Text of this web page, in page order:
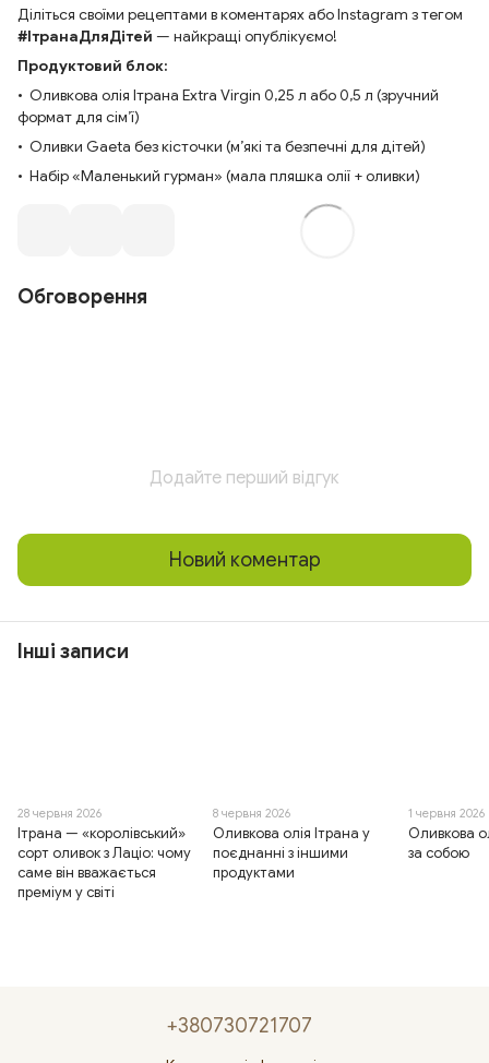
Діліться своїми рецептами в коментарях або Instagram з тегом
#ІтранаДляДітей — найкращі опублікуємо!
Продуктовий блок:
• Оливкова олія Ітрана Extra Virgin 0,25 л або 0,5 л (зручний
формат для сім’ї)
• Оливки Gaeta без кісточки (м’які та безпечні для дітей)
• Набір «Маленький гурман» (мала пляшка олії + оливки)
Обговорення
Додайте перший відгук
Новий коментар
Інші записи
28 червня 2026
Ітрана — «королівський»
сорт оливок з Лаціо: чому
саме він вважається
преміум у світі
8 червня 2026
Оливкова олія Ітрана у
поєднанні з іншими
продуктами
1 червня 2026
Оливкова
за собою
+380730721707